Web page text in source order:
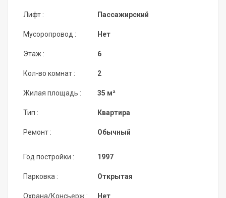
Лифт :
Мусоропровод :
Этаж :
Кол-во комнат :
Жилая площадь :
Тип :
Ремонт :
Пассажирский
Нет
6
2
35 м²
Квартира
Обычный
Год постройки :
Парковка :
Охрана/Консьерж :
1997
Открытая
Нет